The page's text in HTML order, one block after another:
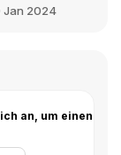
Jan 2024
an, um einen